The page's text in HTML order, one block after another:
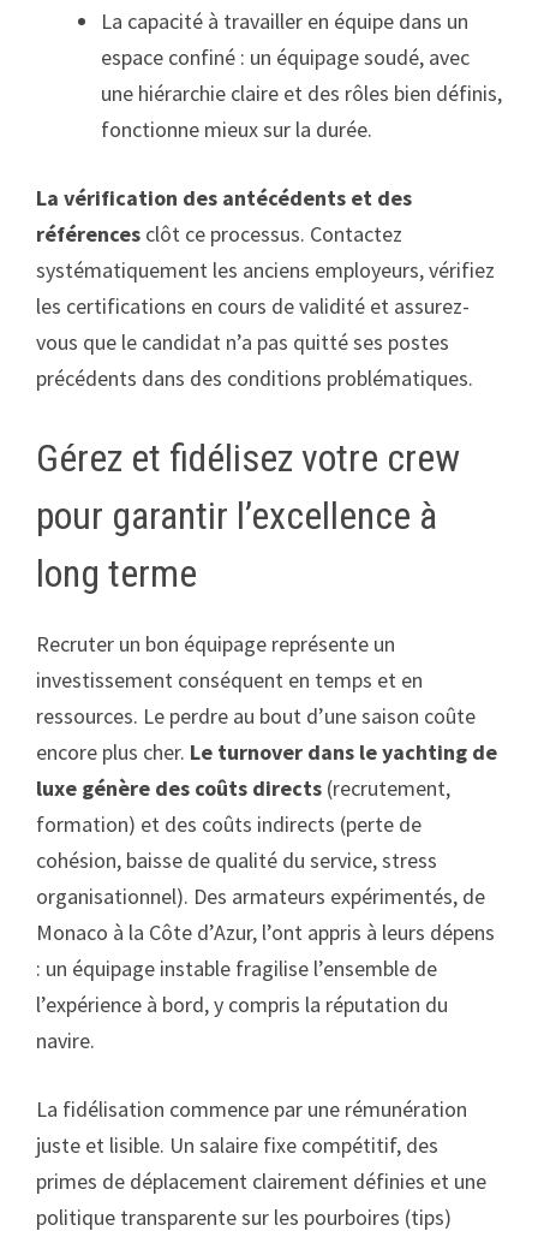
La capacité à travailler en équipe dans un
espace confiné : un équipage soudé, avec
une hiérarchie claire et des rôles bien définis,
fonctionne mieux sur la durée.
La vérification des antécédents et des
références clôt ce processus. Contactez
systématiquement les anciens employeurs, vérifiez
les certifications en cours de validité et assurez-
vous que le candidat n’a pas quitté ses postes
précédents dans des conditions problématiques.
Gérez et fidélisez votre crew
pour garantir l’excellence à
long terme
Recruter un bon équipage représente un
investissement conséquent en temps et en
ressources. Le perdre au bout d’une saison coûte
encore plus cher. Le turnover dans le yachting de
luxe génère des coûts directs (recrutement,
formation) et des coûts indirects (perte de
cohésion, baisse de qualité du service, stress
organisationnel). Des armateurs expérimentés, de
Monaco à la Côte d’Azur, l’ont appris à leurs dépens
: un équipage instable fragilise l’ensemble de
l’expérience à bord, y compris la réputation du
navire.
La fidélisation commence par une rémunération
juste et lisible. Un salaire fixe compétitif, des
primes de déplacement clairement définies et une
politique transparente sur les pourboires (tips)